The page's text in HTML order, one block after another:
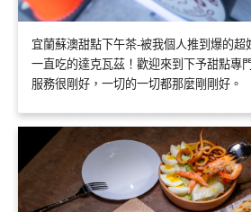
宜蘭蘇澳甜點下午茶-被我個人推到爆的超
一直吃的達克瓦茲！歡迎來到下予甜點專
服務很剛好，一切的一切都那麼剛剛好。